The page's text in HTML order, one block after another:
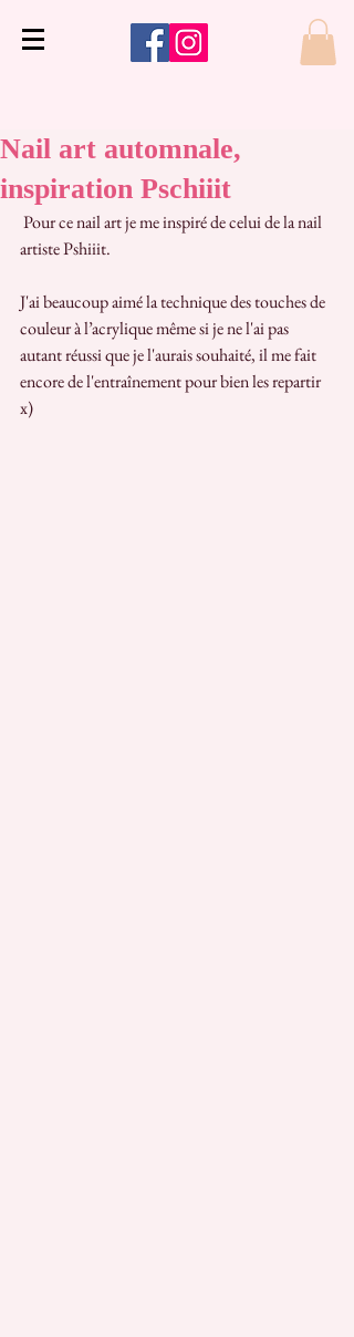
Nail art automnale,
inspiration Pschiiit
artiste Pshiiit.
J'ai beaucoup aimé la technique des touches de
couleur à l’acrylique même si je ne l'ai pas
autant réussi que je l'aurais souhaité, il me fait
encore de l'entraînement pour bien les repartir
x)